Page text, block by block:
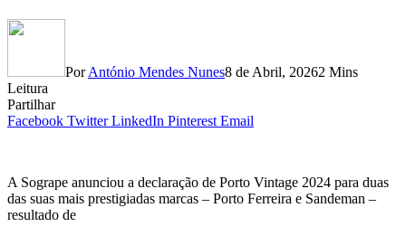
Por António Mendes Nunes8 de Abril, 20262 Mins
Leitura
Partilhar
Facebook Twitter LinkedIn Pinterest Email
A Sogrape anunciou a declaração de Porto Vintage 2024 para duas
das suas mais prestigiadas marcas – Porto Ferreira e Sandeman –
resultado de